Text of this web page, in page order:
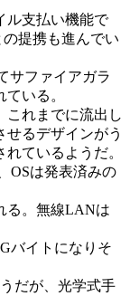
ル支払い機能で
提携も進んでい
サファイアガラ
いる。
これまでに流出し
るデザインがう
ているようだ。
OSは発表済みの
る。無線LANは
バイトになりそ
だが、光学式手